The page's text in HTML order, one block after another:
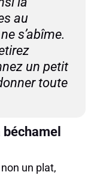
au
s’abîme.
un petit
toute
un plat,